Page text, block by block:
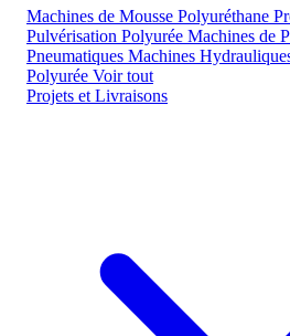
Machines de Mousse Polyuréthane
Pulvérisation Polyurée Machines de
Pneumatiques Machines
Polyurée Voir tout
Projets et Livraisons